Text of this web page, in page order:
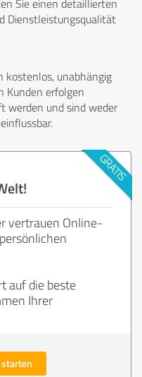
Sie einen detaillierten
Dienstleistungsqualität
kostenlos, unabhängig
Kunden erfolgen
werden und sind weder
vertrauen Online-
auf die beste
Ihrer